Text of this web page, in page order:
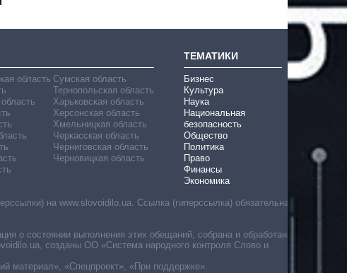
область Сумская область
Тернопольская область
Харьковская область
Херсонская область
Хмельницкая область
Черкасская область
Черниговская область
Черновицкая область
ТЕМАТИКИ
Бизнес
Культура
Наука
Национальная
безопасность
Общество
Политика
Право
Финансы
Экономика
на www.slovoidilo.ua. Ссылка (гиперссылка) обязательна
о состоянии выполнения этих обещаний, собрана и обработана
созданы ОО «Система народного контроля Слово и
материал», «Спецпроект», «При поддержке».